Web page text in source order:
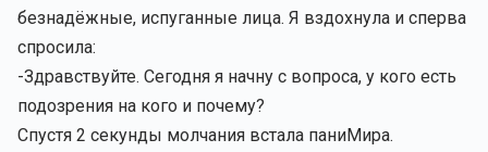
безнадёжные, испуганные лица. Я вздохнула и сперва
спросила:
-Здравствуйте. Сегодня я начну с вопроса, у кого есть
подозрения на кого и почему?
Спустя 2 секунды молчания встала паниМира.